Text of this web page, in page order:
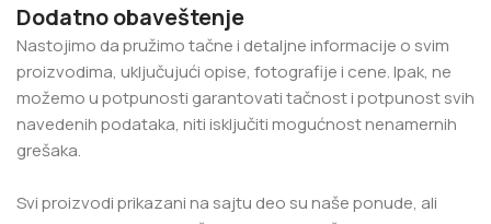
Dodatno obaveštenje
Nastojimo da pružimo tačne i detaljne informacije o svim
proizvodima, uključujući opise, fotografije i cene. Ipak, ne
možemo u potpunosti garantovati tačnost i potpunost svih
navedenih podataka, niti isključiti mogućnost nenamernih
grešaka.
Svi proizvodi prikazani na sajtu deo su naše ponude, ali